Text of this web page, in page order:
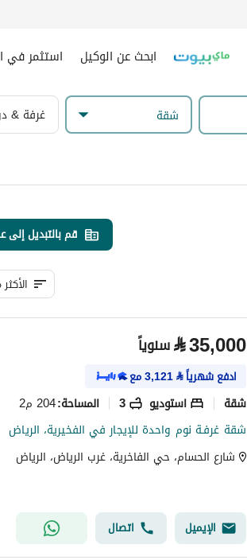
ابحث عن الوكيل استثمر في
شقة غرفة &
قم بالتبديل إلى
⃁35,000 سنوياً
ادفع شهرياً⃁
3,121مع
شقة استوديو 3 المساحة:204 م2
شقة غرفـة نوم واحدة للإيجار في الفخيرية، الرياض
شارع الحسام، حي الفاخرية، غرب الرياض، الرياض
الإيميل اتصال